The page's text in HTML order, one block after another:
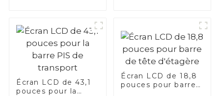
Écran LCD de 43,1
pouces pour la
Écran LCD de 18,8
pouces pour barre